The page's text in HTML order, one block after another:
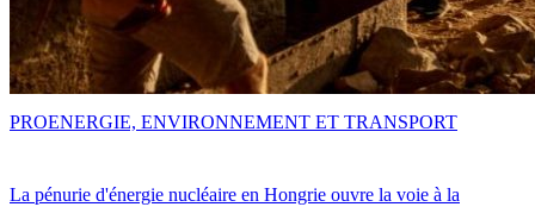
La pénurie d'énergie nucléaire en Hongrie ouvre la voie à la
PROENERGIE, ENVIRONNEMENT ET TRANSPORT